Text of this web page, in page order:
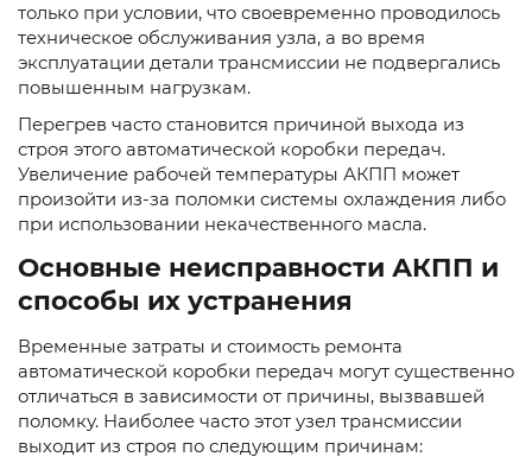
только при условии, что своевременно проводилось
техническое обслуживания узла, а во время
эксплуатации детали трансмиссии не подвергались
повышенным нагрузкам.
Перегрев часто становится причиной выхода из
строя этого автоматической коробки передач.
Увеличение рабочей температуры АКПП может
произойти из-за поломки системы охлаждения либо
при использовании некачественного масла.
Основные неисправности АКПП и
способы их устранения
Временные затраты и стоимость ремонта
автоматической коробки передач могут существенно
отличаться в зависимости от причины, вызвавшей
поломку. Наиболее часто этот узел трансмиссии
выходит из строя по следующим причинам: